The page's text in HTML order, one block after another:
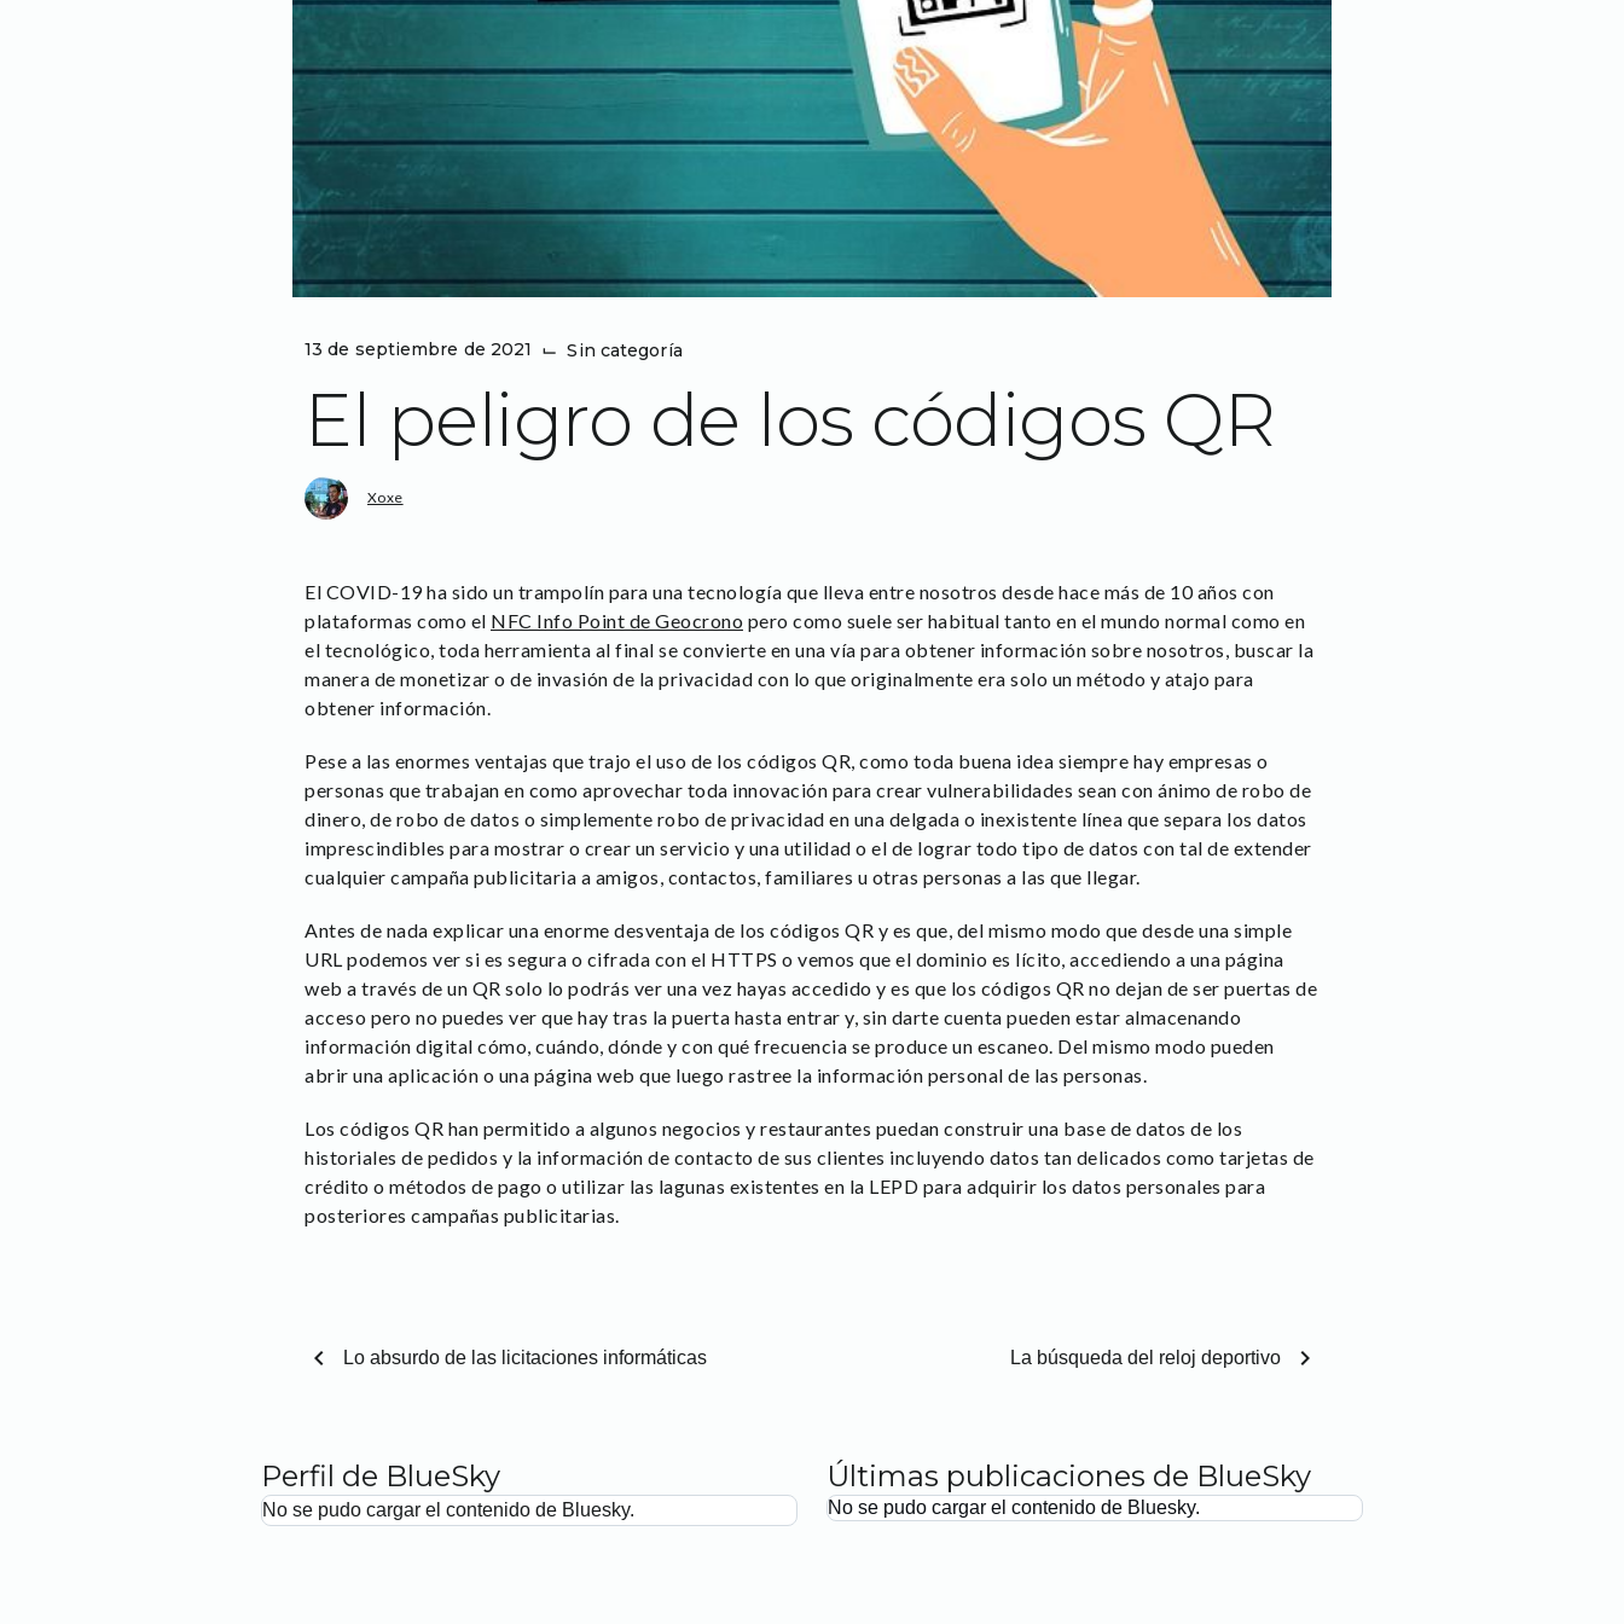
13 de septiembre de 2021 ⌙ Sin categoría
El peligro de los códigos QR
Xoxe
El COVID-19 ha sido un trampolín para una tecnología que lleva entre nosotros desde hace más de 10 años con
plataformas como el NFC Info Point de Geocrono pero como suele ser habitual tanto en el mundo normal como en
el tecnológico, toda herramienta al final se convierte en una vía para obtener información sobre nosotros, buscar la
manera de monetizar o de invasión de la privacidad con lo que originalmente era solo un método y atajo para
obtener información.
Pese a las enormes ventajas que trajo el uso de los códigos QR, como toda buena idea siempre hay empresas o
personas que trabajan en como aprovechar toda innovación para crear vulnerabilidades sean con ánimo de robo de
dinero, de robo de datos o simplemente robo de privacidad en una delgada o inexistente línea que separa los datos
imprescindibles para mostrar o crear un servicio y una utilidad o el de lograr todo tipo de datos con tal de extender
cualquier campaña publicitaria a amigos, contactos, familiares u otras personas a las que llegar.
Antes de nada explicar una enorme desventaja de los códigos QR y es que, del mismo modo que desde una simple
URL podemos ver si es segura o cifrada con el HTTPS o vemos que el dominio es lícito, accediendo a una página
web a través de un QR solo lo podrás ver una vez hayas accedido y es que los códigos QR no dejan de ser puertas de
acceso pero no puedes ver que hay tras la puerta hasta entrar y, sin darte cuenta pueden estar almacenando
información digital cómo, cuándo, dónde y con qué frecuencia se produce un escaneo. Del mismo modo pueden
abrir una aplicación o una página web que luego rastree la información personal de las personas.
Los códigos QR han permitido a algunos negocios y restaurantes puedan construir una base de datos de los
historiales de pedidos y la información de contacto de sus clientes incluyendo datos tan delicados como tarjetas de
crédito o métodos de pago o utilizar las lagunas existentes en la LEPD para adquirir los datos personales para
posteriores campañas publicitarias.
chevron_left Lo absurdo de las licitaciones informáticas La búsqueda del reloj deportivo chevron_right
Perfil de BlueSky
No se pudo cargar el contenido de Bluesky.
Últimas publicaciones de BlueSky
No se pudo cargar el contenido de Bluesky.